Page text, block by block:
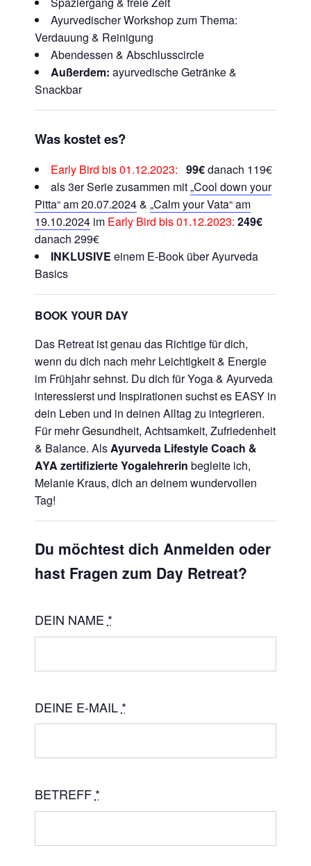
Ayurvedischer Workshop zum Thema:
Verdauung & Reinigung
Abendessen & Abschlusscircle
Außerdem: ayurvedische Getränke &
Snackbar
Was kostet es?
Early Bird bis 01.12.2023: 99€danach 119€
als 3er Serie zusammen mit„Cool down your
Pitta“ am 20.07.2024& „Calm your Vata“ am
19.10.2024 im Early Bird bis 01.12.2023: 249€
danach 299€
INKLUSIVE einem E-Book über Ayurveda
Basics
BOOK YOUR DAY
Das Retreat ist genau das Richtige für dich,
wenn du dich nach mehr Leichtigkeit & Energie
im Frühjahr sehnst. Du dich für Yoga & Ayurveda
interessierst und Inspirationen suchst es EASY in
dein Leben und in deinen Alltag zu integrieren.
Für mehr Gesundheit, Achtsamkeit, Zufriedenheit
& Balance. AlsAyurveda Lifestyle Coach &
AYA zertifizierte Yogalehrerin begleite ich,
Melanie Kraus, dich an deinem wundervollen
Tag!
Du möchtest dich Anmelden oder
hast Fragen zum Day Retreat?
DEIN NAME *
DEINE E-MAIL *
BETREFF *